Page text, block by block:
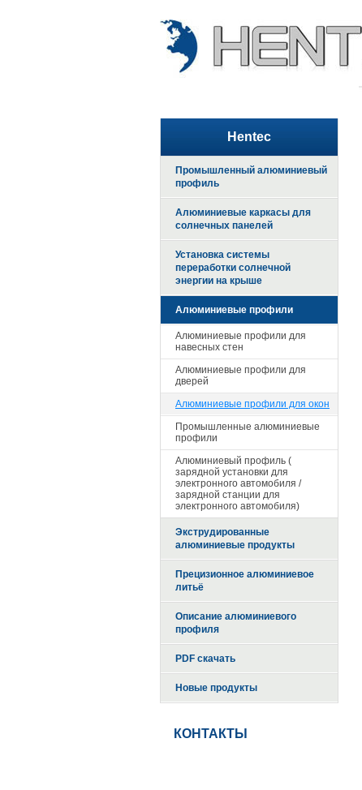
Hentec
Промышленный алюминиевый
профиль
Алюминиевые каркасы для
солнечных панелей
Установка системы
переработки солнечной
энергии на крыше
Алюминиевые профили
Алюминиевые профили для
навесных стен
Алюминиевые профили для
дверей
Алюминиевые профили для окон
Промышленные алюминиевые
профили
Алюминиевый профиль (
зарядной установки для
электронного автомобиля /
зарядной станции для
электронного автомобиля)
Экструдированные
алюминиевые продукты
Прецизионное алюминиевое
литьё
Описание алюминиевого
профиля
PDF скачать
Новые продукты
КОНТАКТЫ